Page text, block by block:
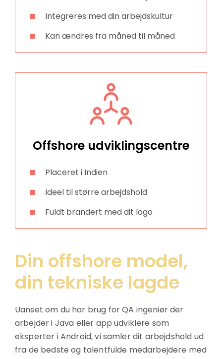
Integreres med din arbejdskultur
Kan ændres fra måned til måned
Offshore udviklingscentre
Placeret i Indien
Ideel til større arbejdshold
Fuldt brandert med dit logo
Din offshore model,
din tekniske lagde
Uanset om du har brug for QA ingeniør der
arbejder i Java eller app udviklere som
eksperter i Android, vi samler dit arbejdshold ud
fra de bedste og talentfulde medarbejdere med